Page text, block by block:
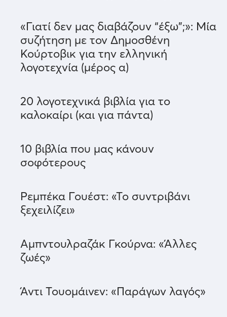
«Γιατί δεν μας διαβάζουν “έξω”;»: Μία
συζήτηση με τον Δημοσθένη
Κούρτοβικ για την ελληνική
λογοτεχνία (μέρος α)
20 λογοτεχνικά βιβλία για το
καλοκαίρι (και για πάντα)
10 βιβλία που μας κάνουν
σοφότερους
Ρεμπέκα Γουέστ: «Το συντριβάνι
ξεχειλίζει»
Αμπντουλραζάκ Γκούρνα: «Άλλες
ζωές»
Άντι Τουομάινεν: «Παράγων λαγός»